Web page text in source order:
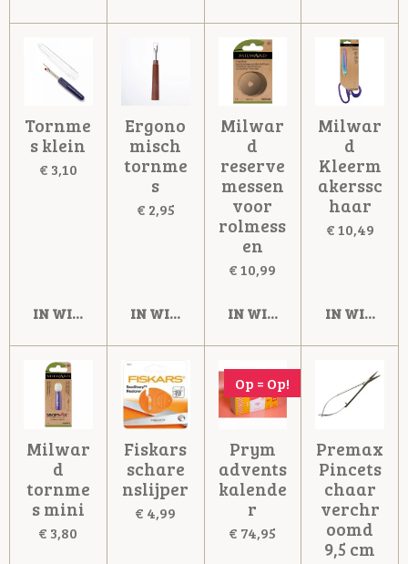
Tornme
s klein
€ 3,10
IN WINKELWAGEN
Ergono
misch
tornme
s
€ 2,95
IN WINKELWAGEN
Milwar
d
reserve
messen
voor
rolmess
en
€ 10,99
IN WINKELWAGEN
Milwar
d
Kleerm
akerssc
haar
€ 10,49
IN
Milwar
d
tornme
s mini
€ 3,80
Fiskars
schare
nslijper
€ 4,99
Op = Op!
Prym
advents
kalende
r
€ 74,95
Premax
Pincets
chaar
verchr
oomd
9,5 cm